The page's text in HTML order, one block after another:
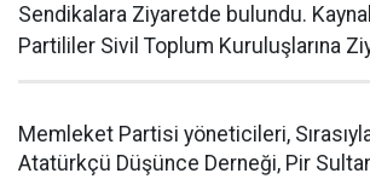
Sendikalara Ziyaretde bulundu.
Partililer Sivil Toplum Kuruluşlarına
Memleket Partisi yöneticileri,
Atatürkçü Düşünce Derneği, Pir